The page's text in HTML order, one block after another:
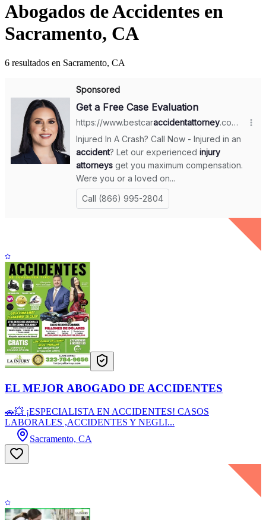
Abogados de Accidentes en
Sacramento, CA
6 resultados en Sacramento, CA
EL MEJOR ABOGADO DE ACCIDENTES
🚗💥 ¡ESPECIALISTA EN ACCIDENTES! CASOS
LABORALES ,ACCIDENTES Y NEGLI...
Sacramento, CA